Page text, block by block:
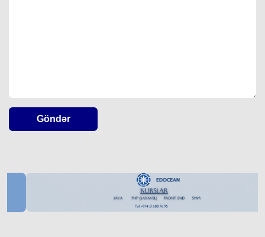
Göndər